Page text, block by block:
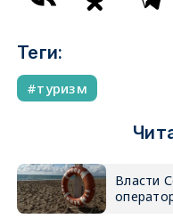
Теги:
туризм
Власти